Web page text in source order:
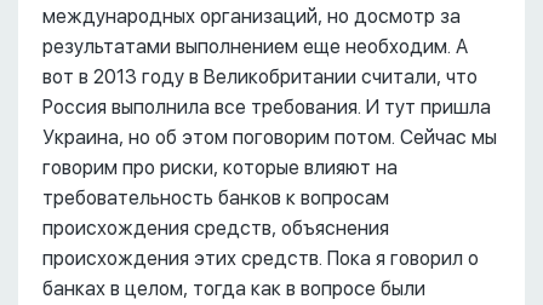
международных организаций, но досмотр за
результатами выполнением еще необходим. А
вот в 2013 году в Великобритании считали, что
Россия выполнила все требования. И тут пришла
Украина, но об этом поговорим потом. Сейчас мы
говорим про риски, которые влияют на
требовательность банков к вопросам
происхождения средств, объяснения
происхождения этих средств. Пока я говорил о
банках в целом, тогда как в вопросе были